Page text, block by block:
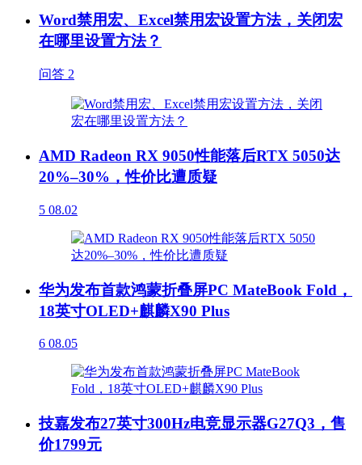
Word禁用宏、Excel禁用宏设置方法，关闭宏
在哪里设置方法？
问答 2
AMD Radeon RX 9050性能落后RTX 5050达
20%–30%，性价比遭质疑
5 08.02
华为发布首款鸿蒙折叠屏PC MateBook Fold，
18英寸OLED+麒麟X90 Plus
6 08.05
技嘉发布27英寸300Hz电竞显示器G27Q3，售
价1799元